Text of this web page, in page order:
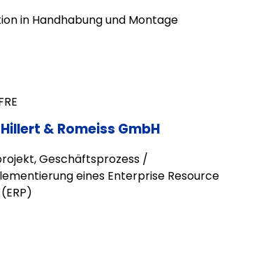
in Handhabung und Montage
& Romeiss GmbH
Geschäftsprozess /
eines Enterprise Resource